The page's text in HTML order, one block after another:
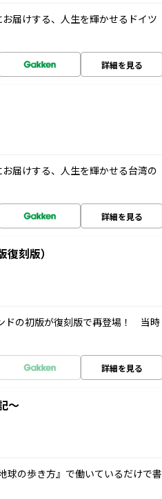
届けする、人生を輝かせるドイツ
詳細を見る
届けする、人生を輝かせる台湾の
詳細を見る
刻版）
ドの初版が復刻版で再登場！ 当時
詳細を見る
～
球の歩き方』で働いているだけで書